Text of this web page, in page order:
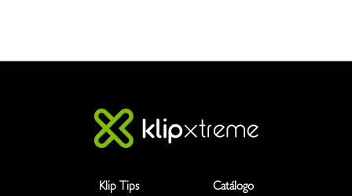
Klip Tips Catálogo